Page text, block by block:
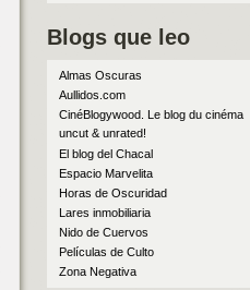
Blogs que leo
Almas Oscuras
Aullidos.com
CinéBlogywood. Le blog du cinéma
uncut & unrated!
El blog del Chacal
Espacio Marvelita
Horas de Oscuridad
Lares inmobiliaria
Nido de Cuervos
Películas de Culto
Zona Negativa